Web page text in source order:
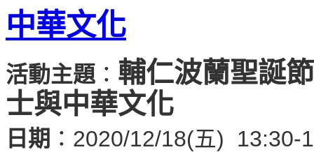
中華文化
活動主題： 輔仁波蘭聖誕
士與中華文化
日期 ：2020/12/18(五) 13:30-